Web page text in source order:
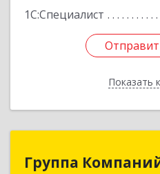
1С:Специалист
Показать
Группа
Группа